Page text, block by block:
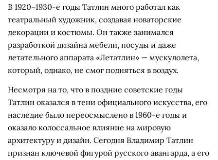
В 1920–1930-е годы Татлин много работал как
театральный художник, создавая новаторские
декорации и костюмы. Он также занимался
разработкой дизайна мебели, посуды и даже
летательного аппарата «Летатлин» — мускулолета,
который, однако, не смог подняться в воздух.
Несмотря на то, что в поздние советские годы
Татлин оказался в тени официального искусства, его
наследие было переосмыслено в 1960-е годы и
оказало колоссальное влияние на мировую
архитектуру и дизайн. Сегодня Владимир Татлин
признан ключевой фигурой русского авангарда, а его